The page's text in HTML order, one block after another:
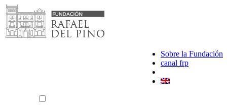
Saltar
al
contenido
Sobre la Fundación
canal frp